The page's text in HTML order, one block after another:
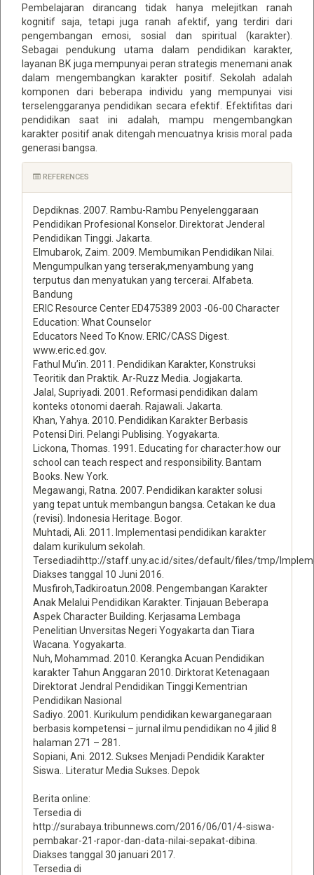
Pembelajaran dirancang tidak hanya melejitkan ranah
kognitif saja, tetapi juga ranah afektif, yang terdiri dari
pengembangan emosi, sosial dan spiritual (karakter).
Sebagai pendukung utama dalam pendidikan karakter,
layanan BK juga mempunyai peran strategis menemani anak
dalam mengembangkan karakter positif. Sekolah adalah
komponen dari beberapa individu yang mempunyai visi
terselenggaranya pendidikan secara efektif. Efektifitas dari
pendidikan saat ini adalah, mampu mengembangkan
karakter positif anak ditengah mencuatnya krisis moral pada
generasi bangsa.
Article
Details
REFERENCES
Depdiknas. 2007. Rambu-Rambu Penyelenggaraan
Pendidikan Profesional Konselor. Direktorat Jenderal
Pendidikan Tinggi. Jakarta.
Elmubarok, Zaim. 2009. Membumikan Pendidikan Nilai.
Mengumpulkan yang terserak,menyambung yang
terputus dan menyatukan yang tercerai. Alfabeta.
Bandung
ERIC Resource Center ED475389 2003 -06-00 Character
Education: What Counselor
Educators Need To Know. ERIC/CASS Digest.
www.eric.ed.gov.
Fathul Mu’in. 2011. Pendidikan Karakter, Konstruksi
Teoritik dan Praktik. Ar-Ruzz Media. Jogjakarta.
Jalal, Supriyadi. 2001. Reformasi pendidikan dalam
konteks otonomi daerah. Rajawali. Jakarta.
Khan, Yahya. 2010. Pendidikan Karakter Berbasis
Potensi Diri. Pelangi Publising. Yogyakarta.
Lickona, Thomas. 1991. Educating for character:how our
school can teach respect and responsibility. Bantam
Books. New York.
Megawangi, Ratna. 2007. Pendidikan karakter solusi
yang tepat untuk membangun bangsa. Cetakan ke dua
(revisi). Indonesia Heritage. Bogor.
Muhtadi, Ali. 2011. Implementasi pendidikan karakter
dalam kurikulum sekolah.
Tersediadihttp://staff.uny.ac.id/sites/default/files/tmp/
Diakses tanggal 10 Juni 2016.
Musfiroh,Tadkiroatun.2008. Pengembangan Karakter
Anak Melalui Pendidikan Karakter. Tinjauan Beberapa
Aspek Character Building. Kerjasama Lembaga
Penelitian Unversitas Negeri Yogyakarta dan Tiara
Wacana. Yogyakarta.
Nuh, Mohammad. 2010. Kerangka Acuan Pendidikan
karakter Tahun Anggaran 2010. Dirktorat Ketenagaan
Direktorat Jendral Pendidikan Tinggi Kementrian
Pendidikan Nasional
Sadiyo. 2001. Kurikulum pendidikan kewarganegaraan
berbasis kompetensi – jurnal ilmu pendidikan no 4 jilid 8
halaman 271 – 281.
Sopiani, Ani. 2012. Sukses Menjadi Pendidik Karakter
Siswa.. Literatur Media Sukses. Depok
Berita online:
Tersedia di
http://surabaya.tribunnews.com/2016/06/01/4-siswa-
pembakar-21-rapor-dan-data-nilai-sepakat-dibina.
Diakses tanggal 30 januari 2017.
Tersedia di